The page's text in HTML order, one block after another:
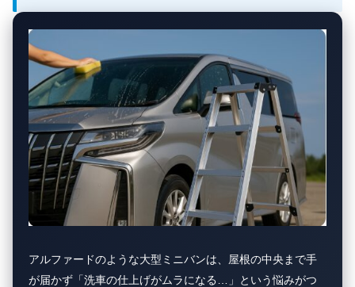
アルファードのような大型ミニバンは、屋根の中央まで手
が届かず「洗車の仕上げがムラになる…」という悩みがつ